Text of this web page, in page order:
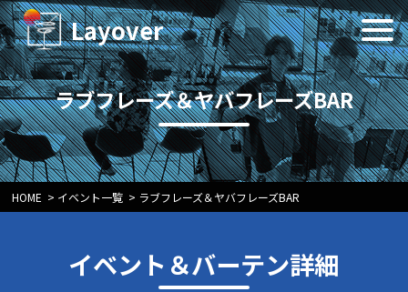
Layover
ラブフレーズ＆ヤバフレーズBAR
HOME > イベント一覧 > ラブフレーズ＆ヤバフレーズBAR
イベント＆バーテン詳細